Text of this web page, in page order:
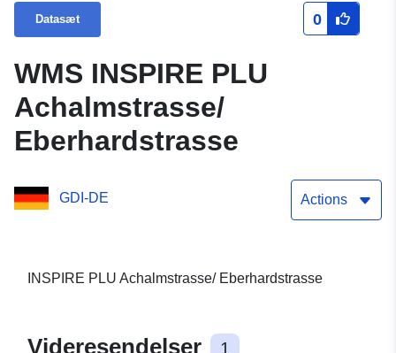
Datasæt 0
WMS INSPIRE PLU
Achalmstrasse/
Eberhardstrasse
GDI-DE Actions
INSPIRE PLU Achalmstrasse/ Eberhardstrasse
Videresendelser 1